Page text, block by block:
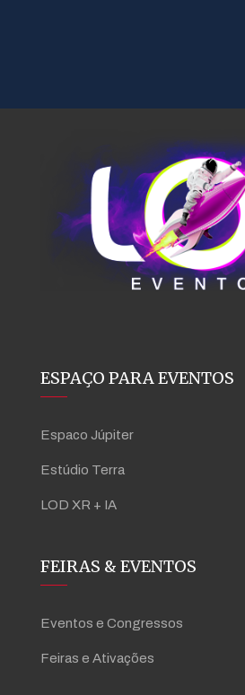
ESPAÇO PARA EVENTOS
Espaco Júpiter
Estúdio Terra
LOD XR + IA
FEIRAS & EVENTOS
Eventos e Congressos
Feiras e Ativações